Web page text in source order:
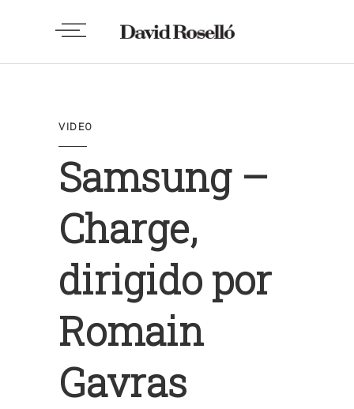
VIDEO
Samsung –
Charge,
dirigido por
Romain
Gavras